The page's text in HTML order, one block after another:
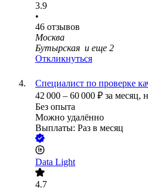
3.9
•
46 отзывов
Москва
Бутырская и еще 2
Откликнуться
Специалист по проверке
42 000 – 60 000 ₽ за месяц,
Без опыта
Можно удалённо
Выплаты: Раз в месяц
Data Light
4.7